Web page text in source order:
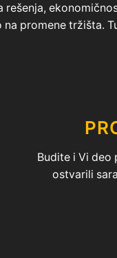
rešenja,
na promene tržišta.
Budite i Vi deo
ostvarili